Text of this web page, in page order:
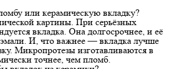
или керамическую вкладку?
картины. При серьёзных
вкладка. Она долгосрочнее, и её
И, что важнее — вкладка лучше
Микропротезы изготавливаются в
точнее, чем пломб.